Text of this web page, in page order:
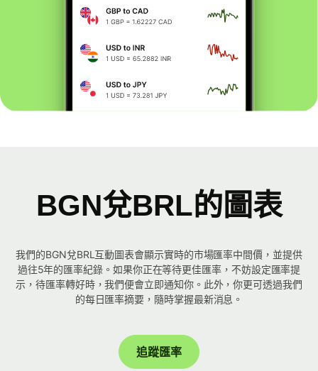
BGN兌BRL的圖表
我們的BGN兌BRL互動圖表會顯示實時的市場匯率中間價，並提供
過往5年的匯率紀錄。如果你正在等待更佳匯率，不妨設定匯率提
示，待匯率轉好時，我們便會立即通知你。此外，你更可透過我們
的每日匯率摘要，隨時掌握最新消息。
追蹤匯率